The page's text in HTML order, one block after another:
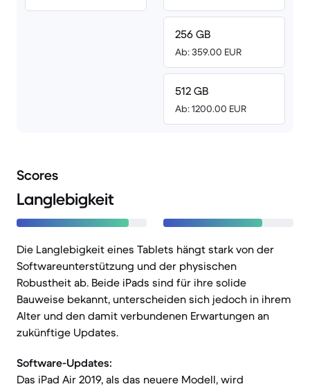
256 GB
Ab: 359.00 EUR
512 GB
Ab: 1200.00 EUR
Scores
Langlebigkeit
Die Langlebigkeit eines Tablets hängt stark von der
Softwareunterstützung und der physischen
Robustheit ab. Beide iPads sind für ihre solide
Bauweise bekannt, unterscheiden sich jedoch in ihrem
Alter und den damit verbundenen Erwartungen an
zukünftige Updates.
Software-Updates:
Das iPad Air 2019, als das neuere Modell, wird